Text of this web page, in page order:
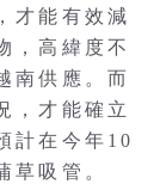
才能有效減
，高緯度不
南供應。而
，才能確立
計在今年10
草吸管。